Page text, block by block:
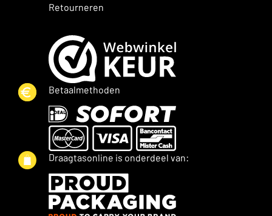
Retourneren
Betaalmethoden
Draagtasonline is onderdeel van: